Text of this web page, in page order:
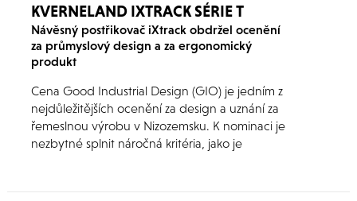
KVERNELAND IXTRACK SÉRIE T
Návěsný postřikovač iXtrack obdržel ocenění
za průmyslový design a za ergonomický
produkt
Cena Good Industrial Design (GIO) je jedním z
nejdůležitějších ocenění za design a uznání za
řemeslnou výrobu v Nizozemsku. K nominaci je
nezbytné splnit náročná kritéria, jako je